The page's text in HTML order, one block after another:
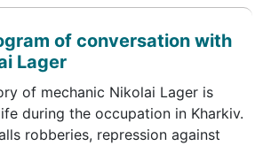
of conversation with
Lager
of mechanic Nikolai Lager is
during the occupation in Kharkiv.
robberies, repression against